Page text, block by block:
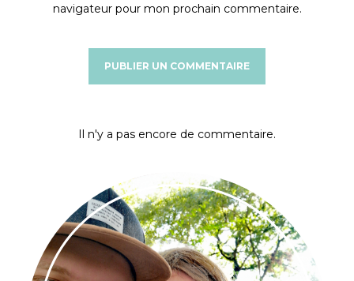
navigateur pour mon prochain commentaire.
Il n'y a pas encore de commentaire.